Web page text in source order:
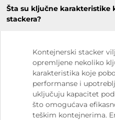
Šta su ključne karakteristike
stackera?
Kontejnerski stacker
opremljene nekoliko
karakteristika koje
performanse i
uključuju kapacitet
što omogućava
teškim kontejnerima.